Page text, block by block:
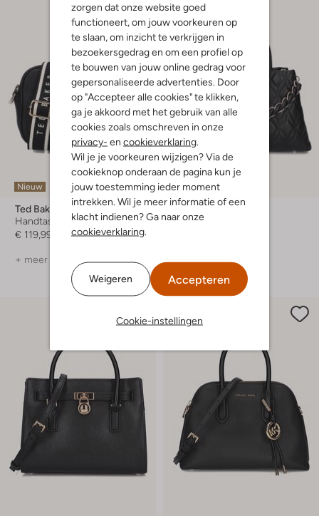
zorgen dat onze website goed
functioneert, om jouw voorkeuren op
te slaan, om inzicht te verkrijgen in
bezoekersgedrag en om een profiel op
te bouwen van jouw online gedrag voor
gepersonaliseerde advertenties. Door
op "Accepteer alle cookies" te klikken,
ga je akkoord met het gebruik van alle
cookies zoals omschreven in onze
privacy- en cookieverklaring
Wil je je voorkeuren wijzigen? Via de
cookieknop onderaan de pagina kun je
jouw toestemming ieder moment
intrekken. Wil je meer informatie of een
klacht indienen? Ga naar onze
cookieverklaring
Weigeren Accepteren
Cookie-instellingen
Nieuw
Ted Baker
Handtas
€ 119,99
+ meer kleuren
Guess
Handtas
+ meer kleuren